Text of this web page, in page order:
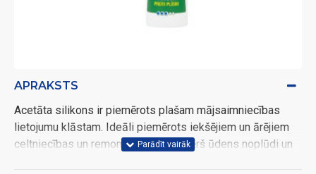
APRAKSTS
Acetāta silikons ir piemērots plašam mājsaimniecības
lietojumu klāstam. Ideāli piemērots iekšējiem un ārējiem
celtniecības un remontdarbiem. Novērš ūdens noplūdi un